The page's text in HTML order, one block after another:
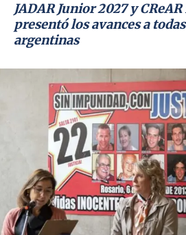
JADAR Junior 2027 y
presentó los avances a
argentinas